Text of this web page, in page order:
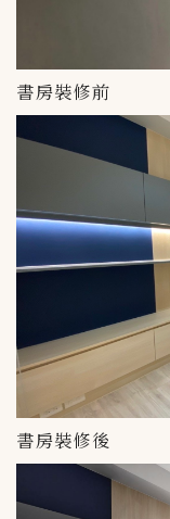
書房裝修前
書房裝修後